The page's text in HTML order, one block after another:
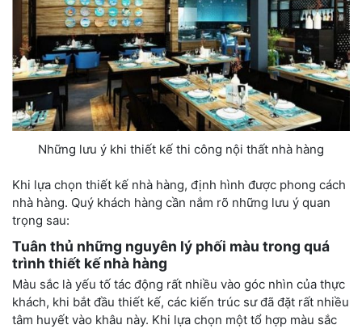
Những lưu ý khi thiết kế thi công nội thất nhà hàng
Khi lựa chọn thiết kế nhà hàng, định hình được phong cách
nhà hàng. Quý khách hàng cần nắm rõ những lưu ý quan
trọng sau:
Tuân thủ những nguyên lý phối màu trong quá
trình thiết kế nhà hàng
Màu sắc là yếu tố tác động rất nhiều vào góc nhìn của thực
khách, khi bắt đầu thiết kế, các kiến trúc sư đã đặt rất nhiều
tâm huyết vào khâu này. Khi lựa chọn một tổ hợp màu sắc